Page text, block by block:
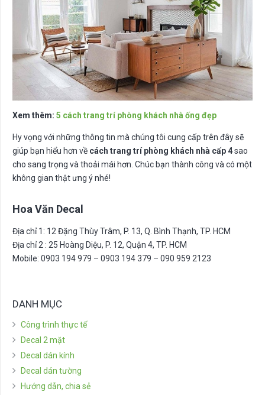
Xem thêm: 5 cách trang trí phòng khách nhà ống đẹp
Hy vọng với những thông tin mà chúng tôi cung cấp trên đây sẽ
giúp bạn hiểu hơn về cách trang trí phòng khách nhà cấp 4sao
cho sang trọng và thoải mái hơn. Chúc bạn thành công và có một
không gian thật ưng ý nhé!
Hoa Văn Decal
Địa chỉ 1: 12 Đặng Thùy Trâm, P. 13, Q. Bình Thạnh, TP. HCM
Địa chỉ 2 : 25 Hoàng Diệu, P. 12, Quận 4, TP. HCM
Mobile: 0903 194 979 – 0903 194 379 – 090 959 2123
DANH MỤC
Công trình thực tế
Decal 2 mặt
Decal dán kính
Decal dán tường
Hướng dẫn, chia sẻ